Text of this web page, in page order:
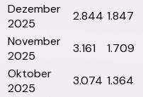
Dezember
2025
2.844 1.847
November
2025
3.161 1.709
Oktober
2025
3.074 1.364